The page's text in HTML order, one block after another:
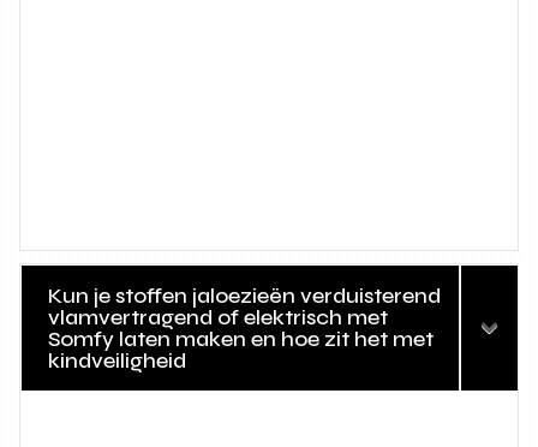
Kun je stoffen jaloezieën verduisterend
vlamvertragend of elektrisch met
Somfy laten maken en hoe zit het met
kindveiligheid